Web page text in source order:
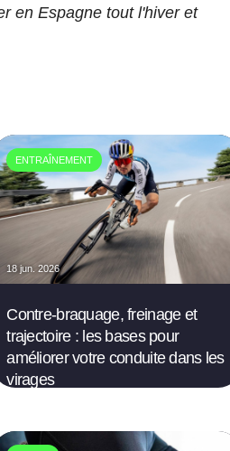
en Espagne tout l'hiver et
ENTRAÎNEMENT
18 jun. 2026
Contre-braquage, freinage et
trajectoire : les bases pour
améliorer votre conduite dans les
virages